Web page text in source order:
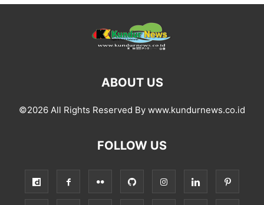
ABOUT US
©2026 All Rights Reserved By www.kundurnews.co.id
FOLLOW US